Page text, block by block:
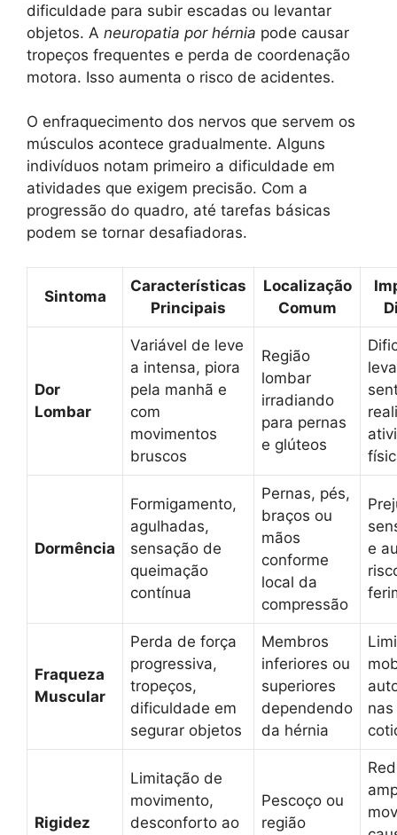
dificuldade para subir escadas ou levantar
objetos. A neuropatia por hérnia pode causar
tropeços frequentes e perda de coordenação
motora. Isso aumenta o risco de acidentes.
O enfraquecimento dos nervos que servem os
músculos acontece gradualmente. Alguns
indivíduos notam primeiro a dificuldade em
atividades que exigem precisão. Com a
progressão do quadro, até tarefas básicas
podem se tornar desafiadoras.
Sintoma
Características
Principais
Localização
Comum
Dor
Lombar
Variável de leve
a intensa, piora
pela manhã e
com
movimentos
bruscos
Região
lombar
irradiando
para pernas
e glúteos
Dormência
Formigamento,
agulhadas,
sensação de
queimação
contínua
Pernas, pés,
braços ou
mãos
conforme
local da
compressão
e
Fraqueza
Muscular
Perda de força
progressiva,
tropeços,
dificuldade em
segurar objetos
Membros
inferiores ou
superiores
dependendo
da hérnia
Rigidez
Limitação de
movimento,
desconforto ao
Pescoço ou
região